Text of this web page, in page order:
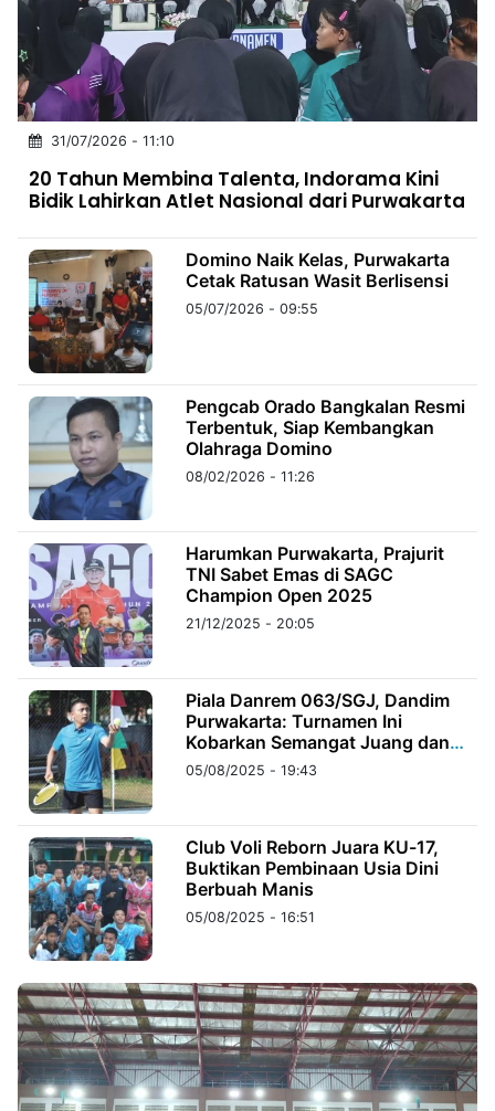
INDONESIA
Partner
NTB
Time
IDN
Jogja
Rakyat
News
Notice
Baru
Follow
Kabarbaru
Kabarbaru.co
2026
PT.
Kabarbaru
Media
Holding
31/07/2026 - 11:10
20 Tahun Membina Talenta, Indorama Kini
Bidik Lahirkan Atlet Nasional dari Purwakarta
Domino Naik Kelas, Purwakarta
Cetak Ratusan Wasit Berlisensi
05/07/2026 - 09:55
Pengcab Orado Bangkalan Resmi
Terbentuk, Siap Kembangkan
Olahraga Domino
08/02/2026 - 11:26
Harumkan Purwakarta, Prajurit
TNI Sabet Emas di SAGC
Champion Open 2025
21/12/2025 - 20:05
Piala Danrem 063/SGJ, Dandim
Purwakarta: Turnamen Ini
Kobarkan Semangat Juang dan
Jiwa Korsa Prajurit
05/08/2025 - 19:43
Club Voli Reborn Juara KU-17,
Buktikan Pembinaan Usia Dini
Berbuah Manis
05/08/2025 - 16:51